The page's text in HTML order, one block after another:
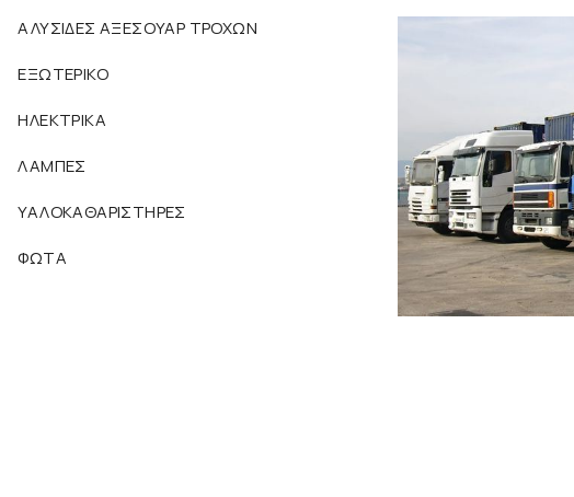
ΑΛΥΣΙΔΕΣ ΑΞΕΣΟΥΑΡ ΤΡΟΧΩΝ
ΕΞΩΤΕΡΙΚΟ
ΗΛΕΚΤΡΙΚΑ
ΛΑΜΠΕΣ
ΥΑΛΟΚΑΘΑΡΙΣΤΗΡΕΣ
ΦΩΤΑ